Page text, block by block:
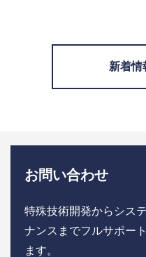
新着
お問い合わせ
特殊技術開発からシス
ナンスまでフルサポー
ます。